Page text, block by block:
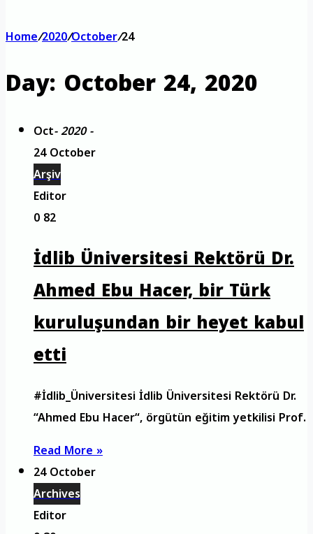
Home/2020/October/24
Day: October 24, 2020
Oct- 2020 -
24 October
Arşiv
Editor
082
İdlib Üniversitesi Rektörü Dr.
Ahmed Ebu Hacer, bir Türk
kuruluşundan bir heyet kabul
etti
#İdlib_Üniversitesi İdlib Üniversitesi Rektörü Dr.
“Ahmed Ebu Hacer“, örgütün eğitim yetkilisi Prof.
Read More »
24 October
Archives
Editor